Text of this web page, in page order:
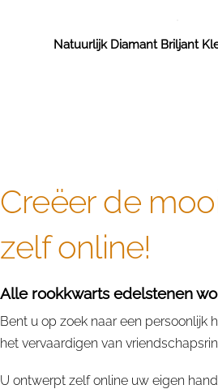
Natuurlijk Diamant Briljant
Creëer de
zelf online!
Alle rookkwarts edelstenen
Bent u op zoek naar een persoonlijk
het vervaardigen van
U ontwerpt zelf online uw eigen